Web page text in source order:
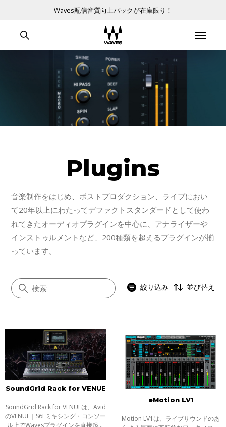
Waves配信音質向上パックが在庫限り！
Plugins
音楽制作をはじめ、ポストプロダクション、ライブにおい
て20年以上にわたってデファクトスタンダードとして使わ
れてきたオーディオプラグインを中心に、アナライザーや
インストゥルメントなど、200種類を超えるプラグインが揃
っています。
すべて
音楽制作
動画音声編集
ライブ
ポスプロ
絞り込み 並び替え
SoundGrid Rack for VENUE
SoundGrid Rack for VENUEは、Avid
のVENUE｜S6Lミキシング・コンソー
eMotion LV1
Motion LV1は、ライブサウンドのあ